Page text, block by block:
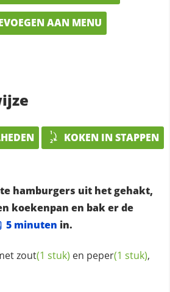
AAN MENU
KOKEN IN STAPPEN
hamburgers uit het gehakt,
koekenpan en bak er de
5 minuten in.
zout(1 stuk) en peper(1 stuk),